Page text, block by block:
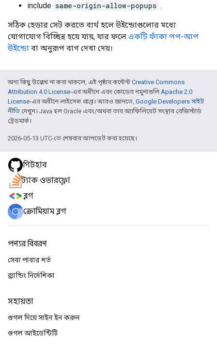
include same-origin-allow-popups .
সঠিক হেডার সেট করতে ব্যর্থ হলে উইন্ডোগুলোর মধ্যে
যোগাযোগ বিচ্ছিন্ন হয়ে যায়, যার ফলে একটি ফাঁকা পপ-আপ
উইন্ডো বা অনুরূপ বাগ দেখা দেয়।
অন্য কিছু উল্লেখ না করা থাকলে, এই পৃষ্ঠার কন্টেন্ট Creative Commons
Attribution 4.0 License-এর অধীনে এবং কোডের নমুনাগুলি Apache 2.0
License-এর অধীনে লাইসেন্স প্রাপ্ত। আরও জানতে, Google Developers সাইট
নীতি দেখুন। Java হল Oracle এবং/অথবা তার অ্যাফিলিয়েট সংস্থার রেজিস্টার্ড
ট্রেডমার্ক।
2026-05-13 UTC-তে শেষবার আপডেট করা হয়েছে।
গিটহাব
স্ট্যাক ওভারফ্লো
ব্লগ
ক্রোমিয়াম ব্লগ
পণ্যর বিবরণ
সেবা পাবার শর্ত
ব্র্যান্ডিং নির্দেশিকা
সহায়তা
গুগল দিয়ে সাইন ইন করুন
গুগল আইডেন্টিটি